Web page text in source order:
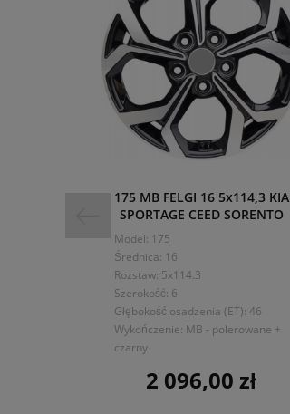
175 MB FELGI 16 5x114,3 KIA
SPORTAGE CEED SORENTO
Model: 175
Średnica: 16
Rozstaw: 5x114.3
Szerokość: 6
Głębokość osadzenia (ET): 46
Wykończenie: MB - polerowane +
czarny
Cena
2 096,00 zł